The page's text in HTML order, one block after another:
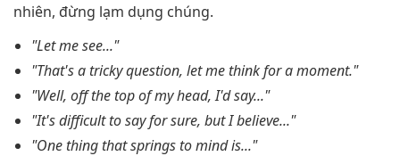
nhiên, đừng lạm dụng chúng.
"Let me see..."
"That's a tricky question, let me think for a moment."
"Well, off the top of my head, I'd say..."
"It's difficult to say for sure, but I believe..."
"One thing that springs to mind is..."